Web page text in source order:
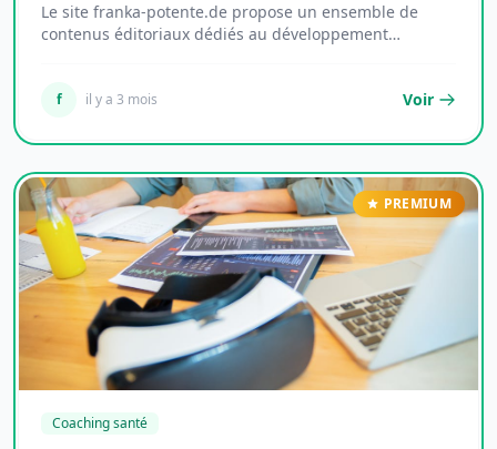
Le site franka-potente.de propose un ensemble de
contenus éditoriaux dédiés au développement
f il y a 3 mois Voir
PREMIUM
Coaching santé